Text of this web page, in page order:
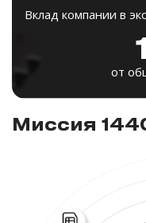
Вклад компании в
от
Миссия